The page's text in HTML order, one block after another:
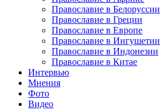
Православие в Белоруссии
Православие в Греции
Православие в Европе
Православие в Ингушетии
Православие в Индонезии
Православие в Китае
Интервью
Мнения
Фото
Видео